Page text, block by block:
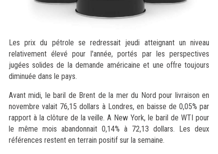
Les prix du pétrole se redressait jeudi atteignant un niveau
relativement élevé pour l'année, portés par les perspectives
jugées solides de la demande américaine et une offre toujours
diminuée dans le pays.
Avant midi, le baril de Brent de la mer du Nord pour livraison en
novembre valait 76,15 dollars à Londres, en baisse de 0,05% par
rapport à la clôture de la veille. A New York, le baril de WTI pour
le même mois abandonnait 0,14% à 72,13 dollars. Les deux
références restent en terrain positif sur la semaine.